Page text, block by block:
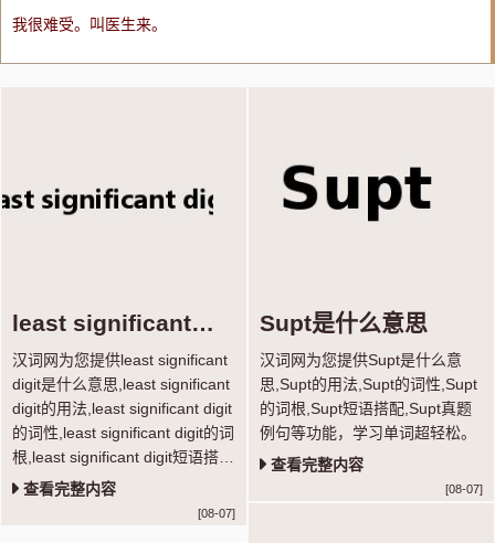
我很难受。叫医生来。
least significant
digit是什么意思
汉词网为您提供least significant
digit是什么意思,least significant
digit的用法,least significant digit
的词性,least significant digit的词
根,least significant digit短语搭
配,least significant digit真题例句
查看完整内容
[08-07]
Supt是什么意思
汉词网为您提供Supt是什么意
思,Supt的用法,Supt的词性,Supt
的词根,Supt短语搭配,Supt真题
例句等功能，学习单词超轻松。
查看完整内容
[08-07]